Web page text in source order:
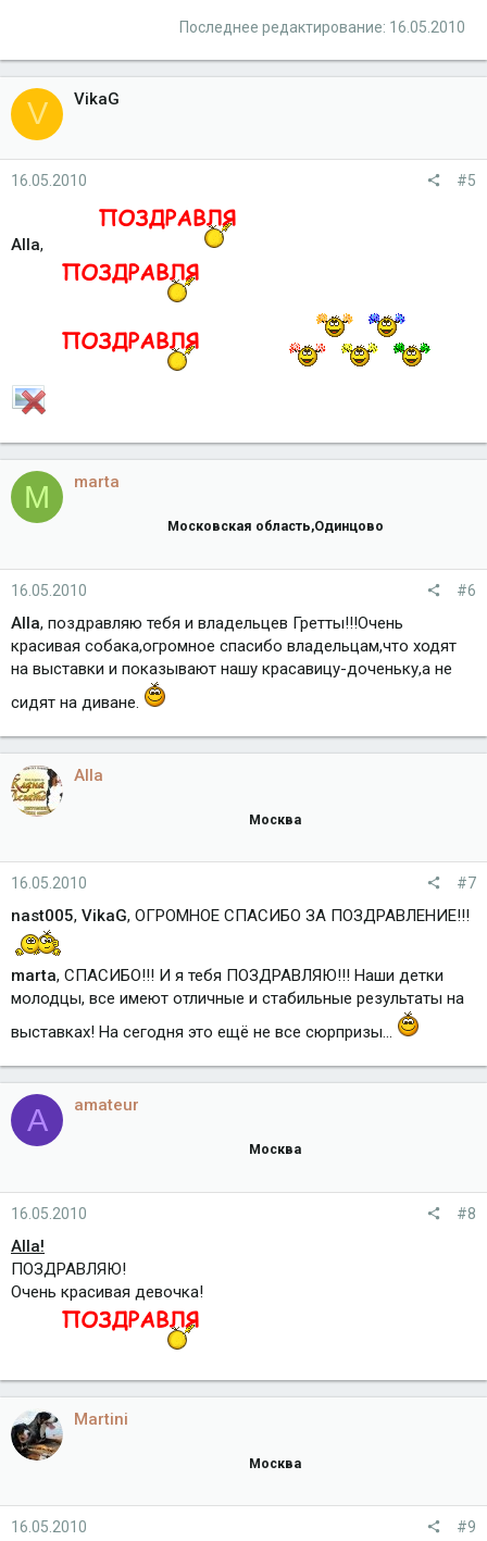
Последнее редактирование: 16.05.2010
V VikaG
16.05.2010 #5
Alla,
M marta
Московская область,Одинцово
16.05.2010 #6
Alla, поздравляю тебя и владельцев Гретты!!!Очень
красивая собака,огромное спасибо владельцам,что ходят
на выставки и показывают нашу красавицу-доченьку,а не
сидят на диване.
Alla
Москва
16.05.2010 #7
nast005, VikaG, ОГРОМНОЕ СПАСИБО ЗА ПОЗДРАВЛЕНИЕ!!!
marta, СПАСИБО!!! И я тебя ПОЗДРАВЛЯЮ!!! Наши детки
молодцы, все имеют отличные и стабильные результаты на
выставках! На сегодня это ещё не все сюрпризы...
A amateur
Москва
16.05.2010 #8
Alla!
ПОЗДРАВЛЯЮ!
Очень красивая девочка!
Martini
Москва
16.05.2010 #9